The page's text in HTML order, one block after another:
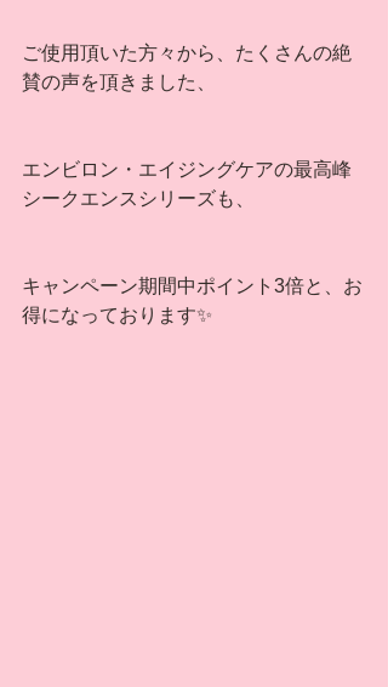
ご使用頂いた方々から、たくさんの絶
賛の声を頂きました、
エンビロン・エイジングケアの最高峰
シークエンスシリーズも、
キャンペーン期間中ポイント3倍と、お
得になっております✨